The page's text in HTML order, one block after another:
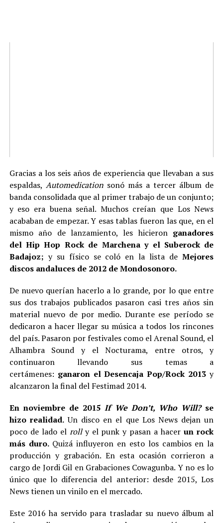
Gracias a los seis años de experiencia que llevaban a sus
espaldas, Automedication sonó más a tercer álbum de
banda consolidada que al primer trabajo de un conjunto;
y eso era buena señal. Muchos creían que Los News
acababan de empezar. Y esas tablas fueron las que, en el
mismo año de lanzamiento, les hicieron ganadores
del Hip Hop Rock de Marchena y el Suberock de
Badajoz; y su físico se coló en la lista deMejores
discos andaluces de 2012 de Mondosonoro.
De nuevo querían hacerlo a lo grande, por lo que entre
sus dos trabajos publicados pasaron casi tres años sin
material nuevo de por medio. Durante ese período se
dedicaron a hacer llegar su música a todos los rincones
del país. Pasaron por festivales como el Arenal Sound, el
Alhambra Sound y el Nocturama, entre otros, y
continuaron llevando sus temas a
certámenes: ganaron el Desencaja Pop/Rock 2013 y
alcanzaron la final del Festimad 2014.
En noviembre de 2015If We Don’t, Who Will? se
hizo realidad.Un disco en el que Los News dejan un
poco de lado el roll y el punk y pasan a hacerun rock
más duro.Quizá influyeron en esto los cambios en la
producción y grabación. En esta ocasión corrieron a
cargo de Jordi Gil en Grabaciones Cowagunba. Y no es lo
único que lo diferencia del anterior: desde 2015, Los
News tienen un vinilo en el mercado.
Este 2016 ha servido para trasladar su nuevo álbum al